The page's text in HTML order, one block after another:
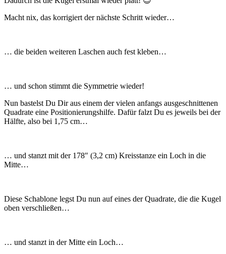
Macht nix, das korrigiert der nächste Schritt wieder…
… die beiden weiteren Laschen auch fest kleben…
… und schon stimmt die Symmetrie wieder!
Nun bastelst Du Dir aus einem der vielen anfangs ausgeschnittenen
Quadrate eine Positionierungshilfe. Dafür falzt Du es jeweils bei der
Hälfte, also bei 1,75 cm…
… und stanzt mit der 178″ (3,2 cm) Kreisstanze ein Loch in die
Mitte…
Diese Schablone legst Du nun auf eines der Quadrate, die die Kugel
oben verschließen…
… und stanzt in der Mitte ein Loch…